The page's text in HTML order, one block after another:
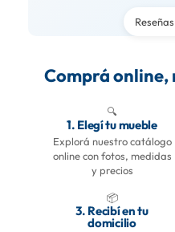
Comprá online,
🔍
1. Elegí tu mueble
Explorá nuestro catálogo
online con fotos, medidas
y precios
📦
3. Recibí en tu
domicilio